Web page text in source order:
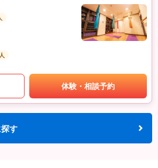
体験・相談予約
す